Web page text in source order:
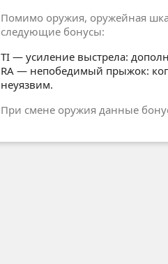
Помимо оружия, оружейная
следующие бонусы:
TI — усиление выстрела:
RA — непобедимый прыжок:
неуязвим.
При смене оружия данные